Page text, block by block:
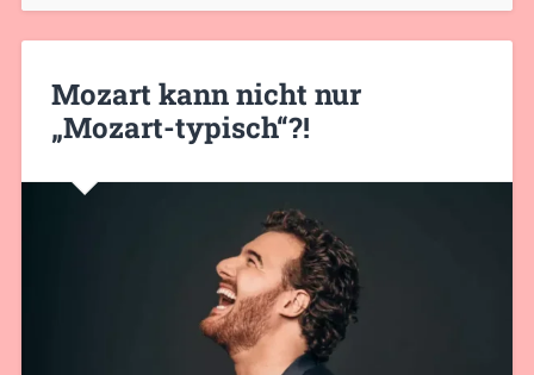
Mozart kann nicht nur
„Mozart-typisch“?!